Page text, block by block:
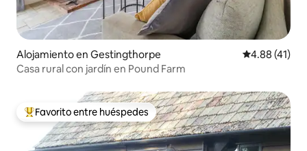
Alojamiento en Gestingthorpe Calificación
4.88 (41)
Casa rural con jardín en Pound Farm
Favorito entre huéspedes preferido
Favorito entre huéspedes